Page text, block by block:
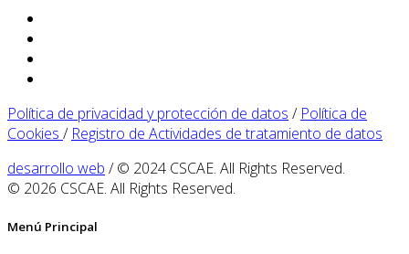
Política de privacidad y protección de datos / Política de
Cookies / Registro de Actividades de tratamiento de datos
desarrollo web / © 2024 CSCAE. All Rights Reserved.
© 2026 CSCAE. All Rights Reserved.
Menú Principal